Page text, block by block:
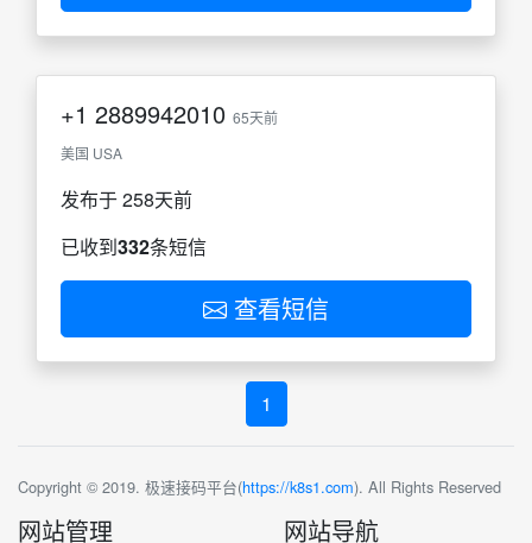
+1 2889942010 65天前
美国 USA
发布于 258天前
已收到332条短信
查看短信
1
Copyright © 2019. 极速接码平台(https://k8s1.com). All Rights Reserved
网站管理 网站导航